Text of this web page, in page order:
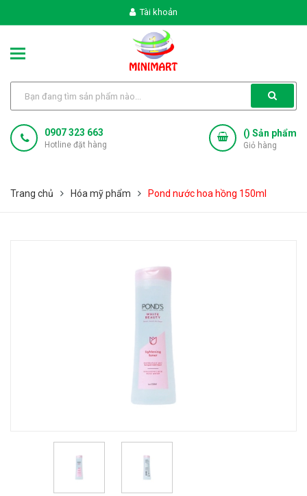
Tài khoản
0907 323 663
Hotline đặt hàng
() Sản phẩm
Giỏ hàng
Trang chủ Hóa mỹ phẩm Pond nước hoa hồng 150ml